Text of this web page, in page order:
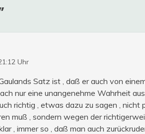
Uhr
Satz ist , daß er auch von
nur eine unangenehme Wahrheit
richtig , etwas dazu zu sagen , nicht
muß , sondern wegen der
, immer so , daß man auch